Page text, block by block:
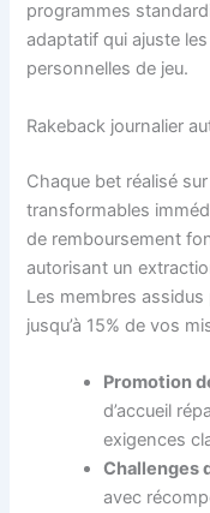
programmes
adaptatif qui ajuste
personnelles de jeu.
Rakeback journalier
Chaque bet réalisé
transformables
de remboursement
autorisant un
Les membres
jusqu’à 15% de vos
Promotion
d’accueil
exigences
Challenges
avec